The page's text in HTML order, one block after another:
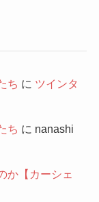
ち に ツインタ
ち に nanashi
か【カーシェ